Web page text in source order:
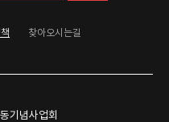
찾아오시는길
기념사업회